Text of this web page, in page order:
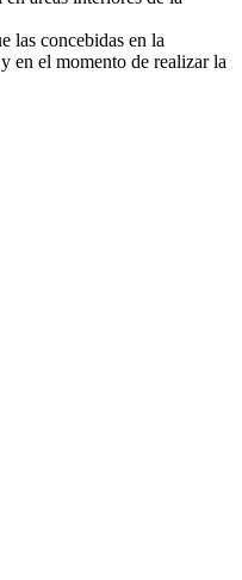
las concebidas en la
en el momento de realizar la